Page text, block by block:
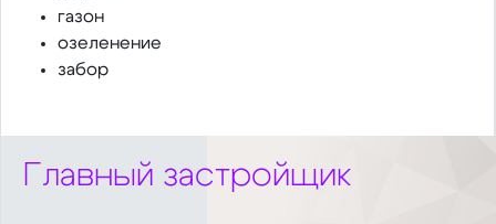
газон
озеленение
забор
Главный застройщик